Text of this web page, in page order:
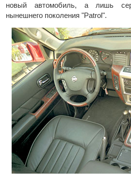
новый автомобиль, а лишь
нынешнего поколения "Patrol".